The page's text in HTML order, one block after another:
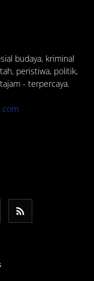
budaya, kriminal
peristiwa, politik,
- terpercaya.